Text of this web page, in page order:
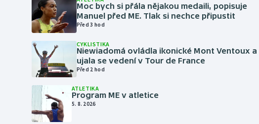
Moc bych si přála nějakou medaili, popisuje
Manuel před ME. Tlak si nechce připustit
Před 3 hod
CYKLISTIKA
Niewiadomá ovládla ikonické Mont Ventoux a
ujala se vedení v Tour de France
Před 2 hod
ATLETIKA
Program ME v atletice
5. 8. 2026